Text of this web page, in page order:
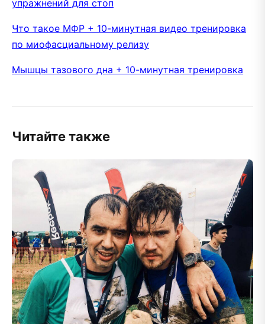
упражнений для стоп
Что такое МФР + 10-минутная видео тренировка
по миофасциальному релизу
Мышцы тазового дна + 10-минутная тренировка
Читайте также